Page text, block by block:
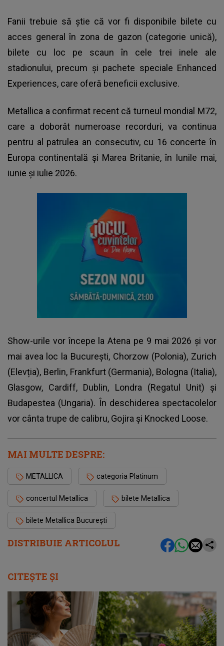
DISTRIBUIE ARTICOLUL
Fanii trebuie să știe că vor fi disponibile bilete cu
acces general în zona de gazon (categorie unică),
bilete cu loc pe scaun în cele trei inele ale
stadionului, precum şi pachete speciale Enhanced
Experiences, care oferă beneficii exclusive.
Metallica a confirmat recent că turneul mondial M72,
care a doborât numeroase recorduri, va continua
pentru al patrulea an consecutiv, cu 16 concerte în
Europa continentală şi Marea Britanie, în lunile mai,
iunie şi iulie 2026.
Show-urile vor începe la Atena pe 9 mai 2026 și vor
mai avea loc la București, Chorzow (Polonia), Zurich
(Elevția), Berlin, Frankfurt (Germania), Bologna (Italia),
Glasgow, Cardiff, Dublin, Londra (Regatul Unit) și
Budapestea (Ungaria). În deschiderea spectacolelor
vor cânta trupe de calibru, Gojira și Knocked Loose.
MAI MULTE DESPRE:
METALLICA categoria Platinum
concertul Metallica bilete Metallica
bilete Metallica București
CITEȘTE ȘI